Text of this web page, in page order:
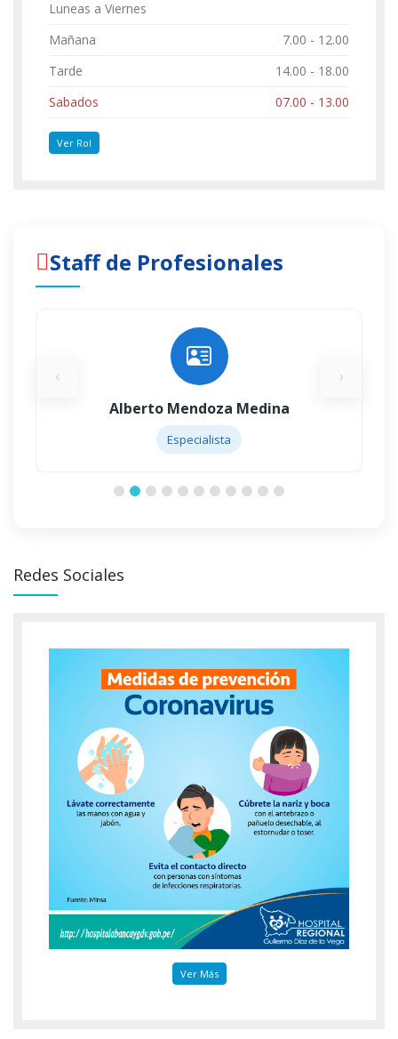
Luneas a Viernes
Mañana
7.00 - 12.00
Tarde
14.00 - 18.00
Sabados
07.00 - 13.00
Ver Rol
Staff de Profesionales
Alberto Mendoza Medina
Especialista
‹ ›
Redes Sociales
Ver Más